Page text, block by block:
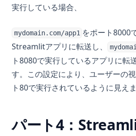
実行している場合、
mydomain.com/app1 をポート8000
Streamlitアプリに転送し、
ト8080で実行しているアプリに転
す。この設定により、ユーザーの
ト80で実行されているように見えま
パート4：